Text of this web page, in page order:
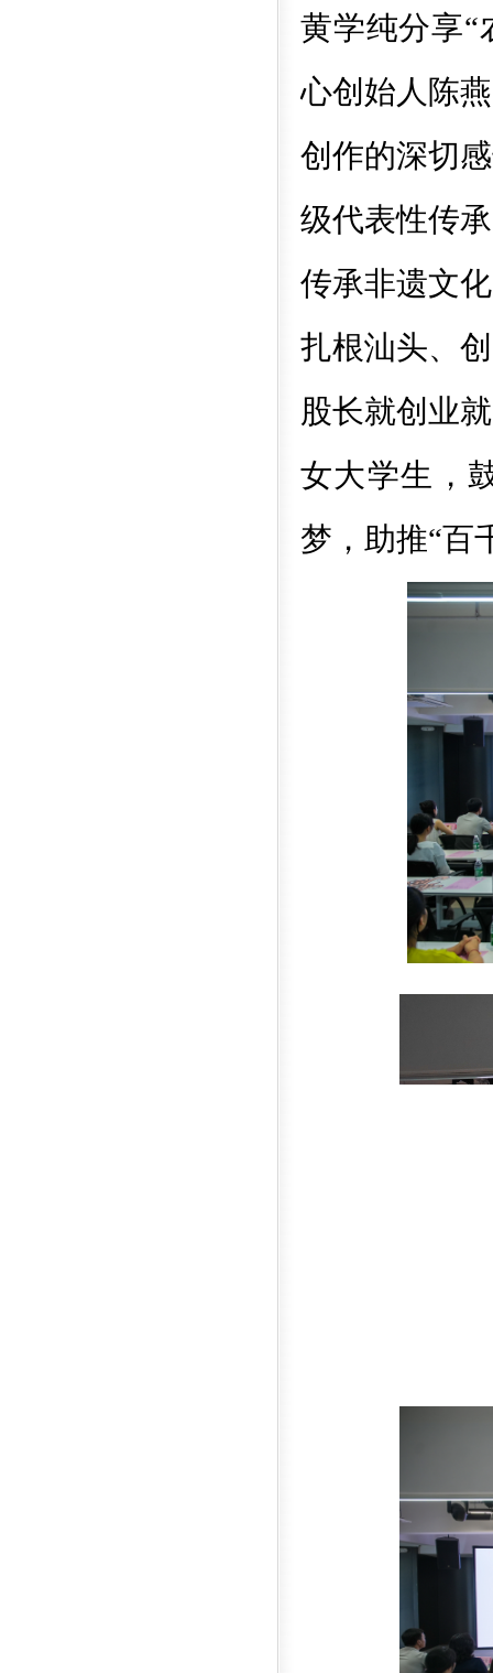
黄学纯分享“
心创始人陈
创作的深切
级代表性传
传承非遗文
扎根汕头、
股长就创业
女大学生 ，
梦，助推“百